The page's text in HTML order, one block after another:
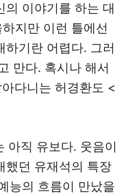
의 이야기를 하는 대
지만 이런 틀에선
하기란 어렵다. 그러
만다. 혹시나 해서
다니는 허경환도 <
아직 유보다. 웃음이
했던 유재석의 특장
능의 흐름이 만났을